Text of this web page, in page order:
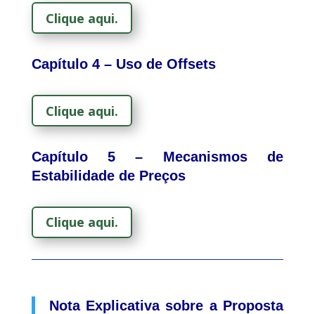
Clique aqui.
Capítulo 4 – Uso de Offsets
Clique aqui.
Capítulo 5 – Mecanismos de
Estabilidade de Preços
Clique aqui.
Nota Explicativa sobre a Proposta